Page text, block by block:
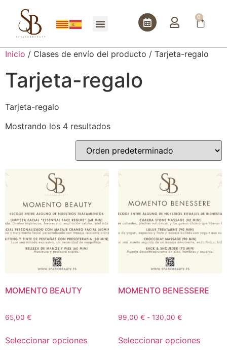
0
Inicio / Clases de envío del producto / Tarjeta-regalo
Tarjeta-regalo
Tarjeta-regalo
Mostrando los 4 resultados
MOMENTO BEAUTY
65,00 €
Seleccionar opciones
MOMENTO BENESSERE
99,00 € - 130,00 €
Seleccionar opciones